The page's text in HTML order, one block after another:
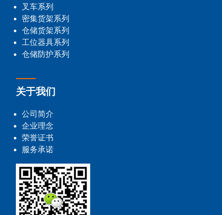
叉车系列
密集货架系列
仓储货架系列
工位器具系列
仓储防护系列
关于我们
公司简介
企业理念
荣誉证书
服务承诺